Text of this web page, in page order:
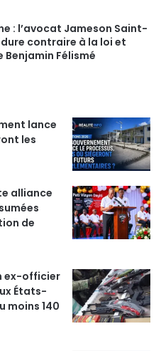
: l’avocat Jameson Saint-
contraire à la loi et
Félismé
lance
les
alliance
de
ex-officier
États-
moins 140